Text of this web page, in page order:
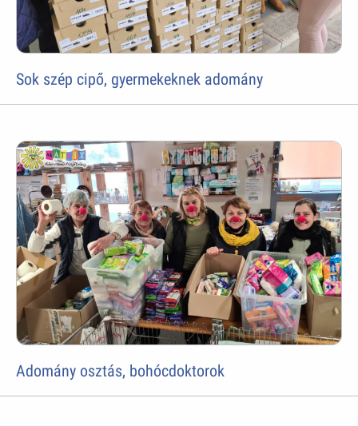
Sok szép cipő, gyermekeknek adomány
Adomány osztás, bohócdoktorok